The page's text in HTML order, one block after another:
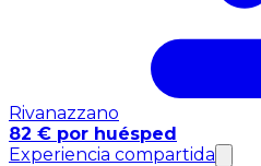
Rivanazzano
82 € por huésped
Experiencia compartida